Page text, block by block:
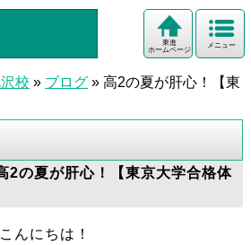
メニュー
東進
ホームページ
校 » ブログ » 高2の夏が肝心！【東
の夏が肝心！【東京大学合格体
こんにちは！